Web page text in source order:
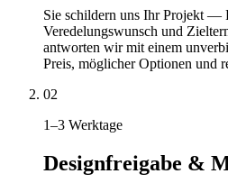
Sie schildern uns Ihr Projekt —
Veredelungs­wunsch und
antworten wir mit einem
Preis, möglicher Optionen und
02
1–3 Werktage
Designfreigabe &